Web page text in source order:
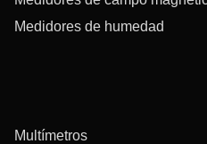
Medidores de humedad
Multímetros